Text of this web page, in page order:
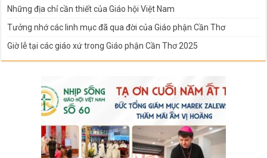
Những địa chỉ cần thiết của Giáo hội Việt Nam
Tưởng nhớ các linh mục đã qua đời của Giáo phận Cần Thơ
Giờ lễ tại các giáo xứ trong Giáo phận Cần Thơ 2025